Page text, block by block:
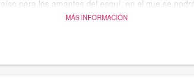
para los amantes del esquí, en el que se
practicar multitud de actividades en familia y
MÁS INFORMACIÓN